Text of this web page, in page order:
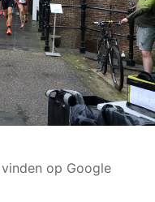
op Google